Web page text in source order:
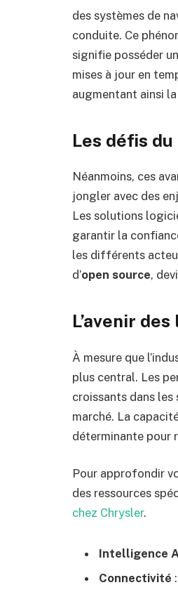
des systèmes de
conduite. Ce
signifie posséder
mises à jour en
augmentant ainsi
Les défis
Néanmoins, ces
jongler avec des
Les solutions
garantir la
les différents
d’open source,
L’avenir
À mesure que
plus central. Les
croissants dans les
marché. La
déterminante pour
Pour approfondir
des ressources
chez Chrysler.
Intelligence
Connectivité